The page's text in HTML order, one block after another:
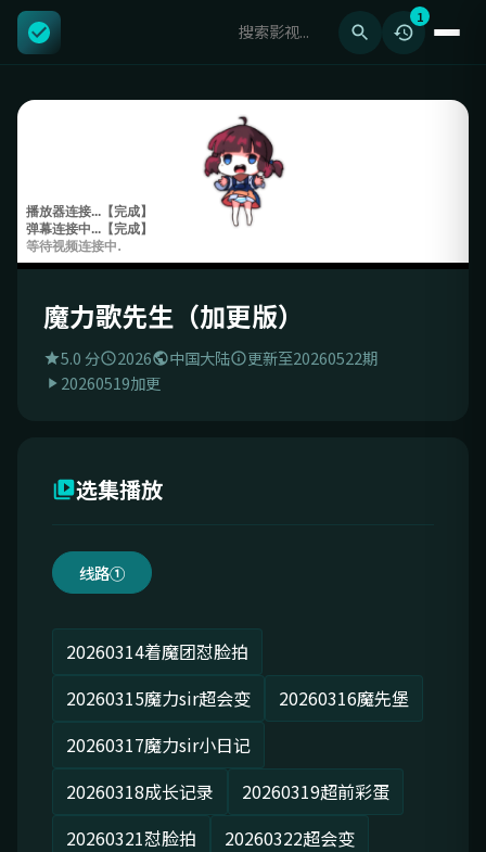
1
魔力歌先生（加更版）
5.0 分 2026 中国大陆
更新至20260522期
20260519加更
选集播放
线路①
20260314着魔团怼脸拍
20260315魔力sir超会变
20260316魔先堡
20260317魔力sir小日记
20260318成长记录
20260319超前彩蛋
20260321怼脸拍
20260322超会变